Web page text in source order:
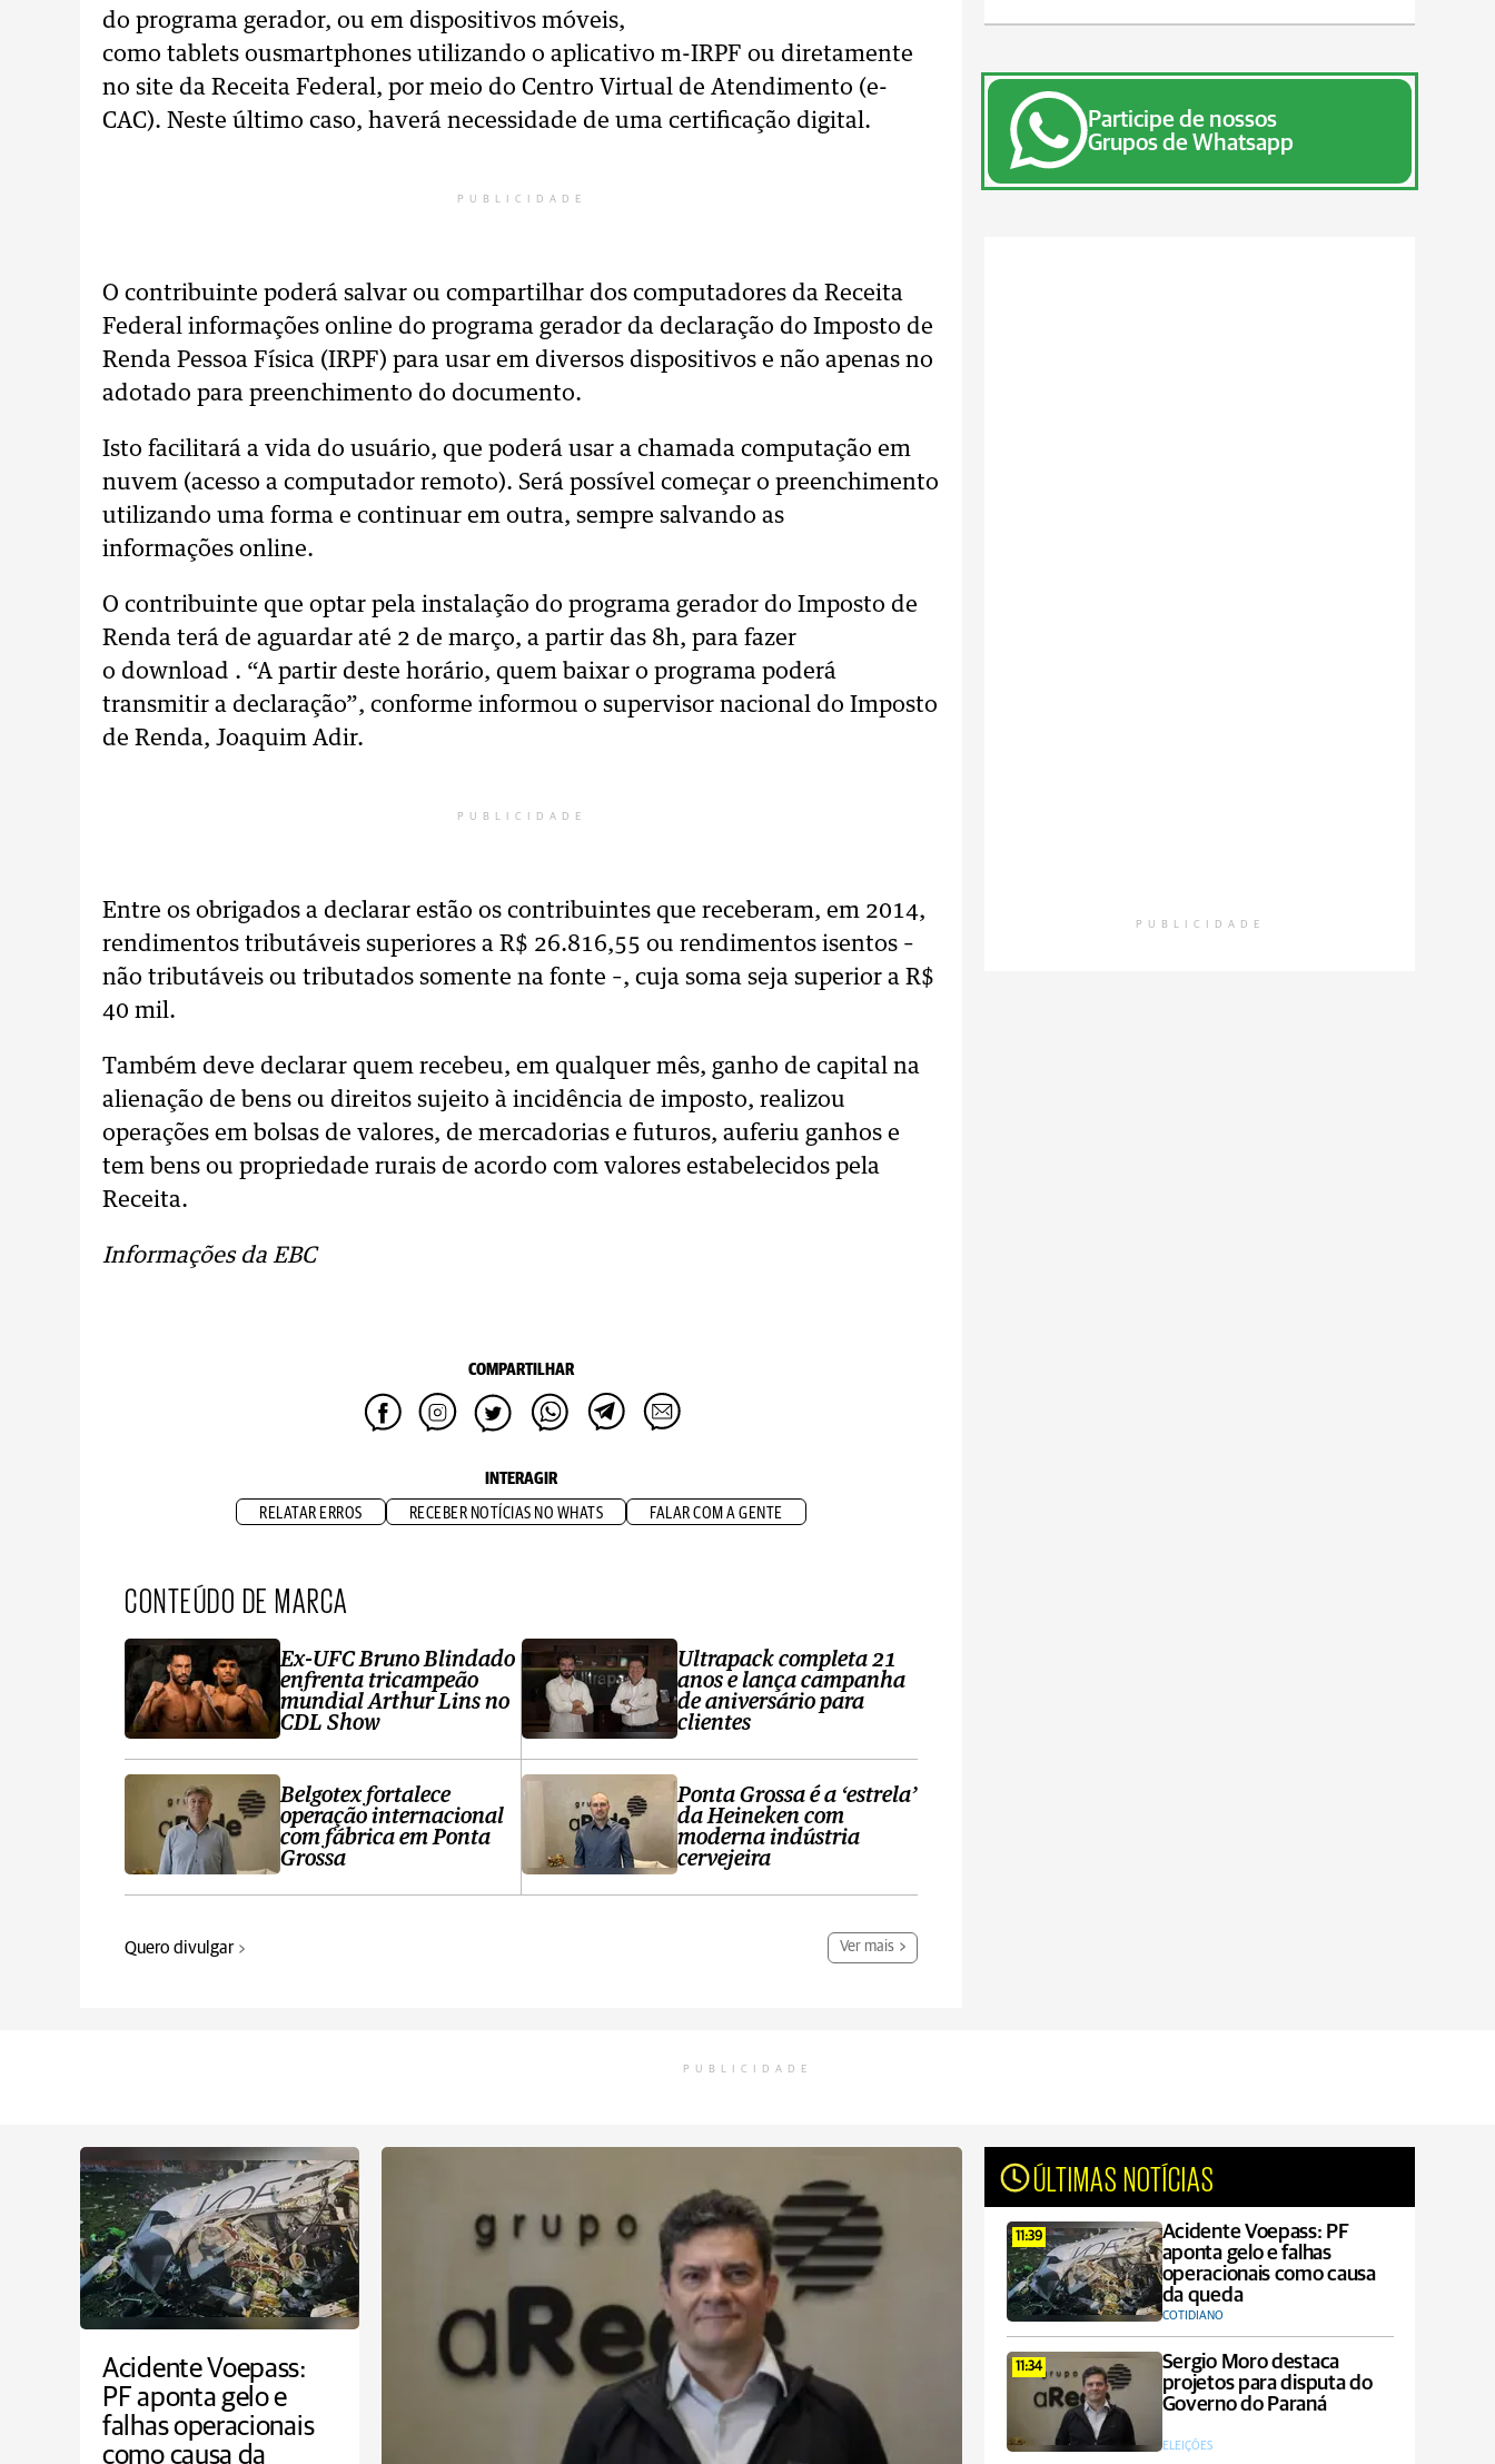
do programa gerador, ou em dispositivos móveis,
como tablets ousmartphones utilizando o aplicativo m-IRPF ou diretamente
no site da Receita Federal, por meio do Centro Virtual de Atendimento (e-
CAC). Neste último caso, haverá necessidade de uma certificação digital.
PUBLICIDADE
O contribuinte poderá salvar ou compartilhar dos computadores da Receita
Federal informações online do programa gerador da declaração do Imposto de
Renda Pessoa Física (IRPF) para usar em diversos dispositivos e não apenas no
adotado para preenchimento do documento.
Isto facilitará a vida do usuário, que poderá usar a chamada computação em
nuvem (acesso a computador remoto). Será possível começar o preenchimento
utilizando uma forma e continuar em outra, sempre salvando as
informações online.
O contribuinte que optar pela instalação do programa gerador do Imposto de
Renda terá de aguardar até 2 de março, a partir das 8h, para fazer
o download . “A partir deste horário, quem baixar o programa poderá
transmitir a declaração”, conforme informou o supervisor nacional do Imposto
de Renda, Joaquim Adir.
PUBLICIDADE
Entre os obrigados a declarar estão os contribuintes que receberam, em 2014,
rendimentos tributáveis superiores a R$ 26.816,55 ou rendimentos isentos –
não tributáveis ou tributados somente na fonte –, cuja soma seja superior a R$
40 mil.
Também deve declarar quem recebeu, em qualquer mês, ganho de capital na
alienação de bens ou direitos sujeito à incidência de imposto, realizou
operações em bolsas de valores, de mercadorias e futuros, auferiu ganhos e
tem bens ou propriedade rurais de acordo com valores estabelecidos pela
Receita.
Informações da EBC
COMPARTILHAR
INTERAGIR
RELATAR ERROS RECEBER NOTÍCIAS NO WHATS FALAR COM A GENTE
CONTEÚDO DE MARCA
Ex-UFC Bruno Blindado
enfrenta tricampeão
mundial Arthur Lins no
CDL Show
Belgotex fortalece
operação internacional
com fábrica em Ponta
Grossa
Ultrapack completa 21
anos e lança campanha
de aniversário para
clientes
Ponta Grossa é a ‘estrela’
da Heineken com
moderna indústria
cervejeira
Quero divulgar Ver mais
Participe de nossos
Grupos de Whatsapp
PUBLICIDADE
PUBLICIDADE
Acidente Voepass:
PF aponta gelo e
falhas operacionais
como causa da
ÚLTIMAS NOTÍCIAS
11:39
Acidente Voepass: PF
aponta gelo e falhas
operacionais como causa
da queda
COTIDIANO
11:34
Sergio Moro destaca
projetos para disputa do
Governo do Paraná
ELEIÇÕES